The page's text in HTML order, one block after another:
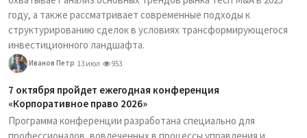
году, а также рассматривает современные подходы к
структурированию сделок в условиях трансформирующегося
инвестиционного ландшафта.
Иванов Петр 13 июл 953
7 октября пройдет ежегодная конференция
«Корпоративное право 2026»
Программа конференции разработана специально для
профессионалов, вовлеченных в процессы управления и